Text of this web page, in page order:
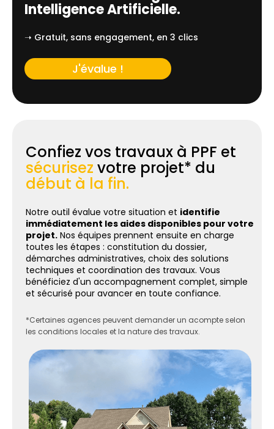
Intelligence Artificielle.
➝ Gratuit, sans engagement, en 3 clics
J'évalue !
Confiez vos travaux à PPF et
sécurisez votre projet* du
début à la fin.
Notre outil évalue votre situation et identifie
immédiatement les aides disponibles pour votre
projet. Nos équipes prennent ensuite en charge
toutes les étapes : constitution du dossier,
démarches administratives, choix des solutions
techniques et coordination des travaux. Vous
bénéficiez d'un accompagnement complet, simple
et sécurisé pour avancer en toute confiance.
*Certaines agences peuvent demander un acompte selon
les conditions locales et la nature des travaux.